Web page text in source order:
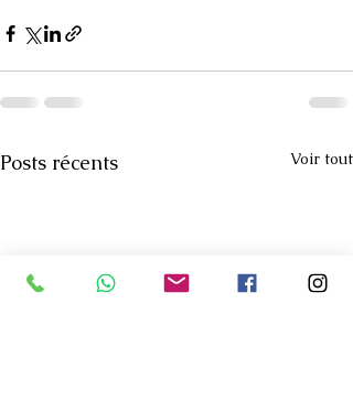
Posts récents Voir tout